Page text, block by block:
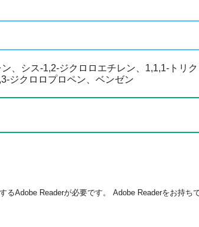
、シス-1,2-ジクロロエチレン、1,1,1-トリ
ジクロロプロペン、ベンゼン
るAdobe Readerが必要です。
Adobe Readerをお持ち